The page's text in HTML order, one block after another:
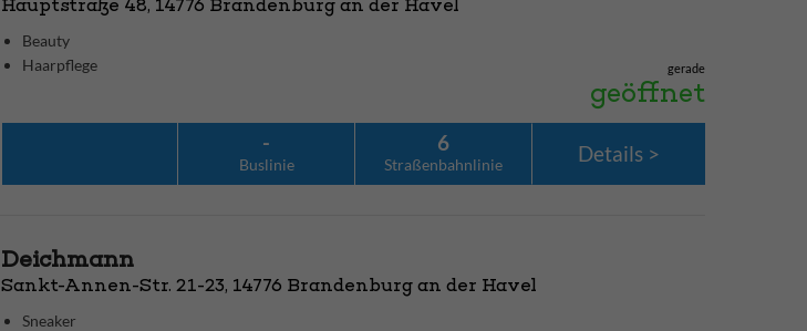
Hauptstraße 48, 14776 Brandenburg an der Havel
Beauty
Haarpflege
gerade
geöffnet
-
Bus­linie
6
Straßenbahn­linie Details
Deichmann
Sankt-Annen-Str. 21-23, 14776 Brandenburg an der Havel
Sneaker